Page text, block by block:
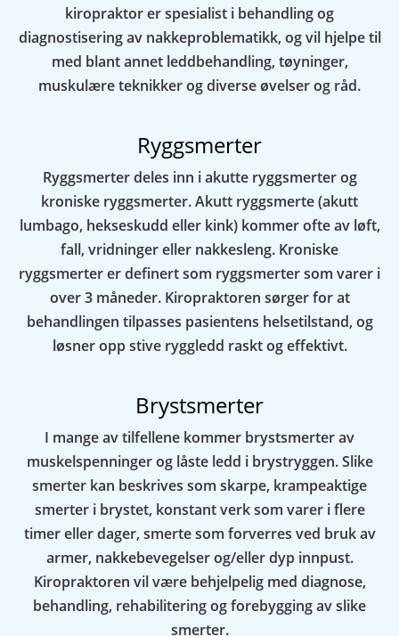
kiropraktor er spesialist i behandling og
diagnostisering av nakkeproblematikk, og vil hjelpe til
med blant annet leddbehandling, tøyninger,
muskulære teknikker og diverse øvelser og råd.
Ryggsmerter
Ryggsmerter deles inn i akutte ryggsmerter og
kroniske ryggsmerter. Akutt ryggsmerte (akutt
lumbago, hekseskudd eller kink) kommer ofte av løft,
fall, vridninger eller nakkesleng. Kroniske
ryggsmerter er definert som ryggsmerter som varer i
over 3 måneder. Kiropraktoren sørger for at
behandlingen tilpasses pasientens helsetilstand, og
løsner opp stive ryggledd raskt og effektivt.
Brystsmerter
I mange av tilfellene kommer brystsmerter av
muskelspenninger og låste ledd i brystryggen. Slike
smerter kan beskrives som skarpe, krampeaktige
smerter i brystet, konstant verk som varer i flere
timer eller dager, smerte som forverres ved bruk av
armer, nakkebevegelser og/eller dyp innpust.
Kiropraktoren vil være behjelpelig med diagnose,
behandling, rehabilitering og forebygging av slike
smerter.